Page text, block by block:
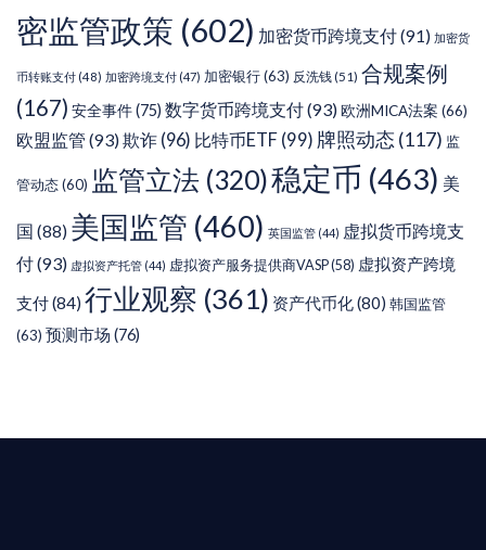
密监管政策 (602) 加密货币跨境支付(91) 加密货
币转账支付 (48) 加密跨境支付 (47) 加密银行(63) 反洗钱(51) 合规案例
(167) 安全事件(75) 数字货币跨境支付(93)欧洲MICA法案 (66)
欧盟监管 (93)欺诈 (96) 比特币ETF (99) 牌照动态 (117) 监
管动态(60) 监管立法 (320)稳定币 (463) 美
国 (88) 美国监管 (460) 英国监管 (44) 虚拟货币跨境支
付(93) 虚拟资产托管 (44) 虚拟资产服务提供商VASP(58) 虚拟资产跨境
支付(84) 行业观察 (361) 资产代币化(80) 韩国监管
(63) 预测市场 (76)